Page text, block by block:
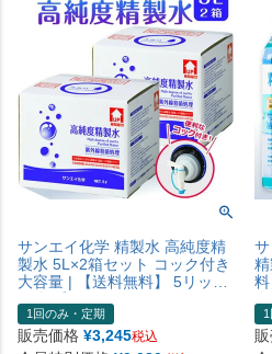
サンエイ化学 精製水 高純度精
製水 5L×2箱セット コック付き
大容量 | 【送料無料】 5リット
ップ 加湿器 アロマ スキンケア
除菌スプレー 除菌水 鼻うがい
1回のみ・定期
販売価格 ¥3,245税込